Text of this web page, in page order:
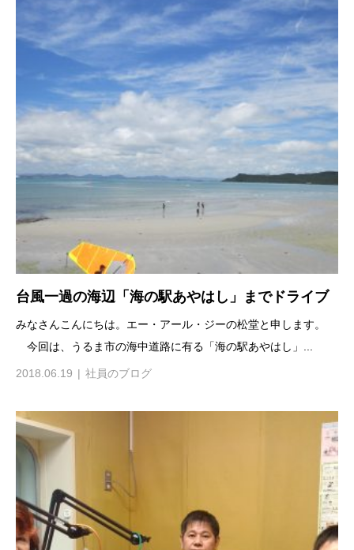
台風一過の海辺「海の駅あやはし」までドライブ
みなさんこんにちは。エー・アール・ジーの松堂と申します。
今回は、うるま市の海中道路に有る「海の駅あやはし」...
2018.06.19 社員のブログ